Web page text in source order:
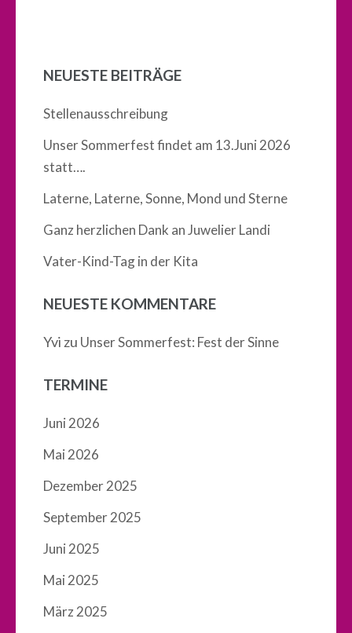
NEUESTE BEITRÄGE
Stellenausschreibung
Unser Sommerfest findet am 13.Juni 2026
statt….
Laterne, Laterne, Sonne, Mond und Sterne
Ganz herzlichen Dank an Juwelier Landi
Vater-Kind-Tag in der Kita
NEUESTE KOMMENTARE
Yvi zu Unser Sommerfest: Fest der Sinne
TERMINE
Juni 2026
Mai 2026
Dezember 2025
September 2025
Juni 2025
Mai 2025
März 2025